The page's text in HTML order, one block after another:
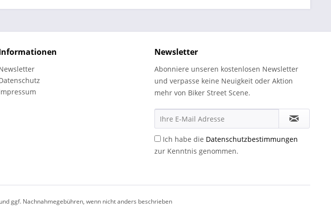
Newsletter
Abonniere unseren kostenlosen Newsletter
und verpasse keine Neuigkeit oder Aktion
mehr von Biker Street Scene.
Ich habe die Datenschutzbestimmungen
zur Kenntnis genommen.
ggf. Nachnahmegebühren, wenn nicht anders beschrieben